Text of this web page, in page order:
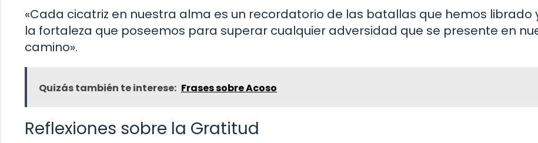
«Cada cicatriz en nuestra alma es un recordatorio de las batallas que hemos librado
la fortaleza que poseemos para superar cualquier adversidad que se presente en
camino».
Quizás también te interese: Frases sobre Acoso
Reflexiones sobre la Gratitud